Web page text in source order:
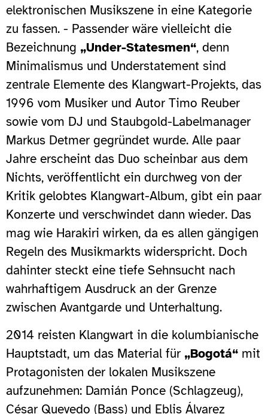
elektronischen Musikszene in eine Kategorie
zu fassen. - Passender wäre vielleicht die
Bezeichnung „Under-Statesmen“, denn
Minimalismus und Understatement sind
zentrale Elemente des Klangwart-Projekts, das
1996 vom Musiker und Autor Timo Reuber
sowie vom DJ und Staubgold-Labelmanager
Markus Detmer gegründet wurde. Alle paar
Jahre erscheint das Duo scheinbar aus dem
Nichts, veröffentlicht ein durchweg von der
Kritik gelobtes Klangwart-Album, gibt ein paar
Konzerte und verschwindet dann wieder. Das
mag wie Harakiri wirken, da es allen gängigen
Regeln des Musikmarkts widerspricht. Doch
dahinter steckt eine tiefe Sehnsucht nach
wahrhaftigem Ausdruck an der Grenze
zwischen Avantgarde und Unterhaltung.
2014 reisten Klangwart in die kolumbianische
Hauptstadt, um das Material für „Bogotá“ mit
Protagonisten der lokalen Musikszene
aufzunehmen: Damián Ponce (Schlagzeug),
César Quevedo (Bass) und Eblis Álvarez